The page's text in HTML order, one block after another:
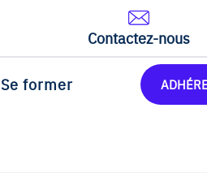
Contactez-nous
Se former